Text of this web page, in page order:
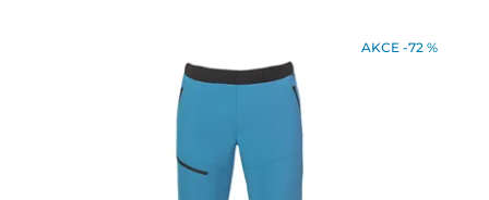
AKCE -72 %